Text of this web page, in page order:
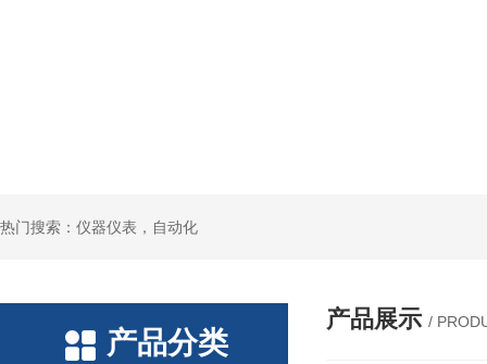
热门搜索：仪器仪表，自动化
产品分类
产品展示 /